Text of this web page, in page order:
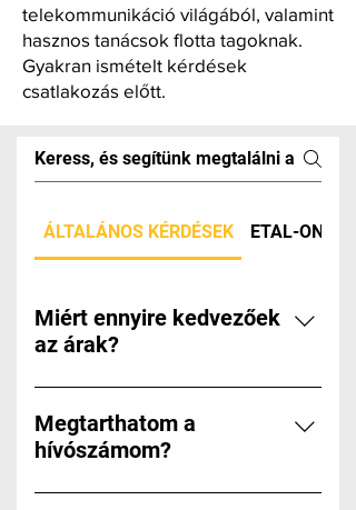
telekommunikáció világából, valamint
hasznos tanácsok flotta tagoknak.
Gyakran ismételt kérdések
csatlakozás előtt.
ÁLTALÁNOS KÉRDÉSEK ETAL-ON,
Miért ennyire kedvezőek
az árak?
Csoportos kedvezményt biztosítunk,
gyakorlatilag nagykereskedelmi
árakra van lehetőséged szerződni.
flottában olcsóbb a céges autó is. 😇
Megtarthatom a
hívószámom?
Természetesen igen, sőt, örülünk is